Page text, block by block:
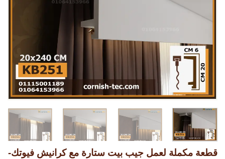
قطعة مكملة لعمل جيب بيت ستارة مع كرانيش فيوتك-